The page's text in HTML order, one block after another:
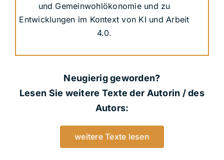
und Gemeinwohlökonomie und zu
Entwicklungen im Kontext von KI und Arbeit
4.0.
Neugierig geworden?
Lesen Sie weitere Texte der Autorin / des
Autors:
weitere Texte lesen